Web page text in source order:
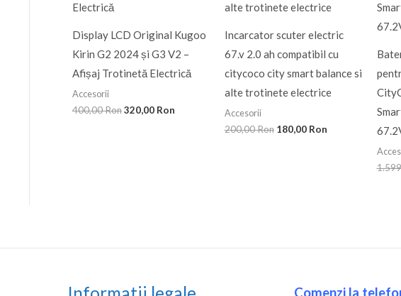
Display LCD Original Kugoo
Kirin G2 2024 și G3 V2 –
Afișaj Trotinetă Electrică
Accesorii
400,00Ron320,00 Ron
Incarcator scuter electric
67.v 2.0 ah compatibil cu
citycoco city smart balance si
alte trotinete electrice
Accesorii
200,00Ron 180,00 Ron
Comenzi la